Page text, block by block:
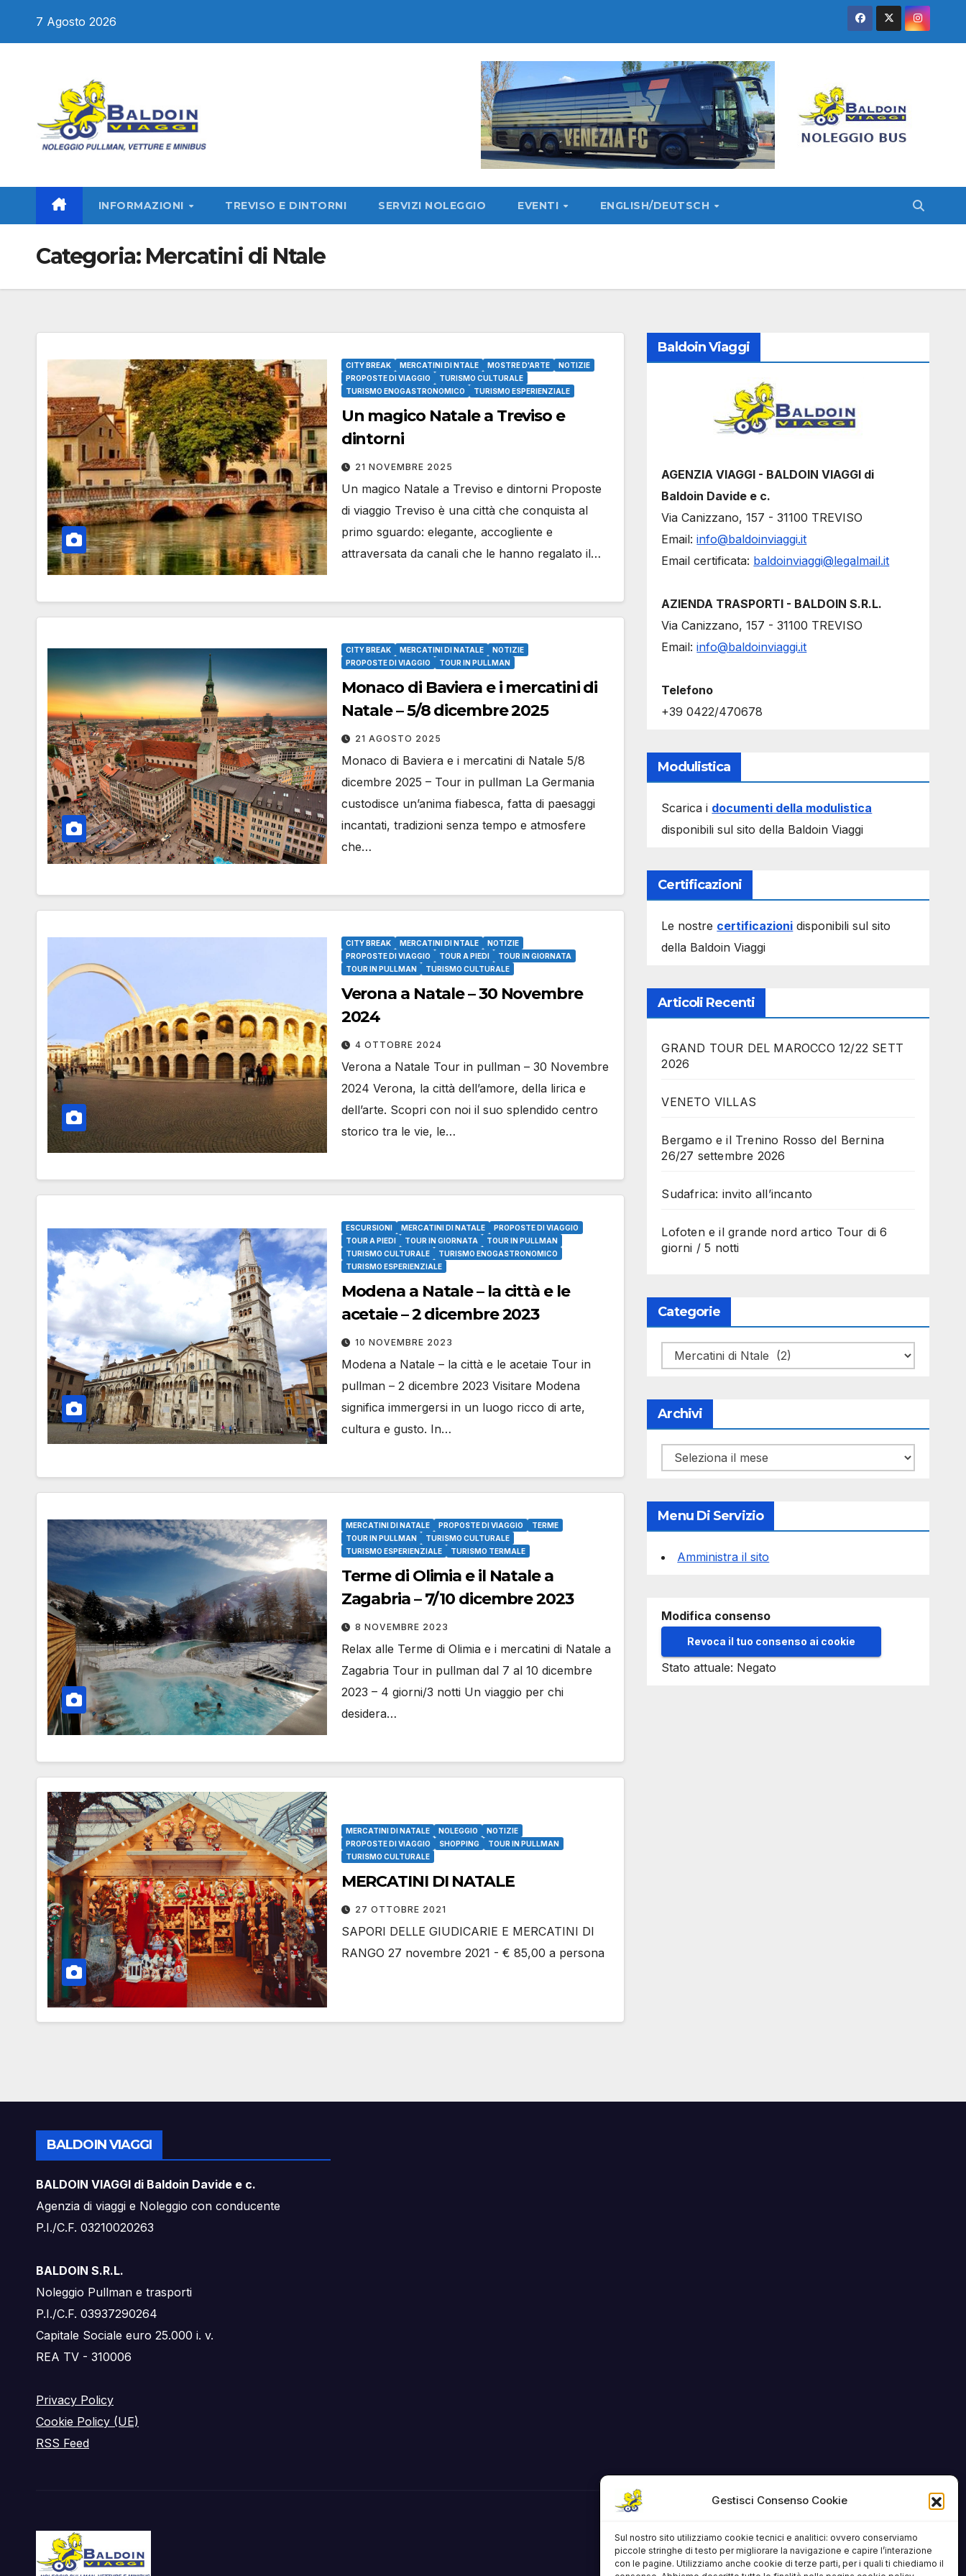
Gestisci Consenso Cookie
Sul nostro sito utilizziamo cookie tecnici e analitici: ovvero conserviamo
piccole stringhe di testo per migliorare la navigazione e capire l’interazione
con le pagine. Utilizziamo anche cookie di terze parti, per i quali ti chiediamo il
7 Agosto 2026
INFORMAZIONI TREVISO E DINTORNI SERVIZI NOLEGGIO EVENTI ENGLISH/DEUTSCH
Categoria: Mercatini di Ntale
CITY BREAK MERCATINI DI NTALE MOSTRE D'ARTE
NOTIZIE
PROPOSTE DI VIAGGIO
TURISMO CULTURALE
TURISMO ENOGASTRONOMICO
TURISMO ESPERIENZIALE
Un magico Natale a Treviso e
dintorni
21 NOVEMBRE 2025
Un magico Natale a Treviso e dintorni Proposte
di viaggio Treviso è una città che conquista al
primo sguardo: elegante, accogliente e
attraversata da canali che le hanno regalato il…
CITY BREAK MERCATINI DI NATALE
NOTIZIE
PROPOSTE DI VIAGGIO
TOUR IN PULLMAN
Monaco di Baviera e i mercatini di
Natale – 5/8 dicembre 2025
21 AGOSTO 2025
Monaco di Baviera e i mercatini di Natale 5/8
dicembre 2025 – Tour in pullman La Germania
custodisce un’anima fiabesca, fatta di paesaggi
incantati, tradizioni senza tempo e atmosfere
che…
CITY BREAK MERCATINI DI NTALE
NOTIZIE
PROPOSTE DI VIAGGIO
TOUR A PIEDI
TOUR IN GIORNATA
TOUR IN PULLMAN
TURISMO CULTURALE
Verona a Natale – 30 Novembre
2024
4 OTTOBRE 2024
Verona a Natale Tour in pullman – 30 Novembre
2024 Verona, la città dell’amore, della lirica e
dell’arte. Scopri con noi il suo splendido centro
storico tra le vie, le…
ESCURSIONI MERCATINI DI NATALE
PROPOSTE DI VIAGGIO
TOUR A PIEDI
TOUR IN GIORNATA
TOUR IN PULLMAN
TURISMO CULTURALE
TURISMO ENOGASTRONOMICO
TURISMO ESPERIENZIALE
Modena a Natale – la città e le
acetaie – 2 dicembre 2023
10 NOVEMBRE 2023
Modena a Natale – la città e le acetaie Tour in
pullman – 2 dicembre 2023 Visitare Modena
significa immergersi in un luogo ricco di arte,
cultura e gusto. In…
MERCATINI DI NATALE PROPOSTE DI VIAGGIO
TERME
TOUR IN PULLMAN
TURISMO CULTURALE
TURISMO ESPERIENZIALE
TURISMO TERMALE
Terme di Olimia e il Natale a
Zagabria – 7/10 dicembre 2023
8 NOVEMBRE 2023
Relax alle Terme di Olimia e i mercatini di Natale a
Zagabria Tour in pullman dal 7 al 10 dicembre
2023 – 4 giorni/3 notti Un viaggio per chi
desidera…
MERCATINI DI NATALE NOLEGGIO
NOTIZIE
PROPOSTE DI VIAGGIO
SHOPPING
TOUR IN PULLMAN
TURISMO CULTURALE
MERCATINI DI NATALE
27 OTTOBRE 2021
SAPORI DELLE GIUDICARIE E MERCATINI DI
RANGO 27 novembre 2021 - € 85,00 a persona
Baldoin Viaggi
AGENZIA VIAGGI - BALDOIN VIAGGI di
Baldoin Davide e c.
Via Canizzano, 157 - 31100 TREVISO
Email:info@baldoinviaggi.it
Email certificata: baldoinviaggi@legalmail.it
AZIENDA TRASPORTI - BALDOIN S.R.L.
Via Canizzano, 157 - 31100 TREVISO
Email:info@baldoinviaggi.it
Telefono
+39 0422/470678
Modulistica
Scarica i documenti della modulistica
disponibili sul sito della Baldoin Viaggi
Certificazioni
Le nostre certificazioni disponibili sul sito
della Baldoin Viaggi
Articoli Recenti
GRAND TOUR DEL MAROCCO 12/22 SETT
2026
VENETO VILLAS
Bergamo e il Trenino Rosso del Bernina
26/27 settembre 2026
Sudafrica: invito all’incanto
Lofoten e il grande nord artico Tour di 6
giorni / 5 notti
Categorie
Categorie
Archivi
Archivi
Menu Di Servizio
Amministra il sito
Modifica consenso
Revoca il tuo consenso ai cookie
Stato attuale: Negato
BALDOIN VIAGGI
BALDOIN VIAGGI di Baldoin Davide e c.
Agenzia di viaggi e Noleggio con conducente
P.I./C.F. 03210020263
BALDOIN S.R.L.
Noleggio Pullman e trasporti
P.I./C.F. 03937290264
Capitale Sociale euro 25.000 i. v.
REA TV - 310006
Privacy Policy
Cookie Policy (UE)
RSS Feed